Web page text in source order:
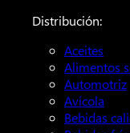
Distribución:
Aceites
Alimentos
Automotriz
Avícola
Bebidas